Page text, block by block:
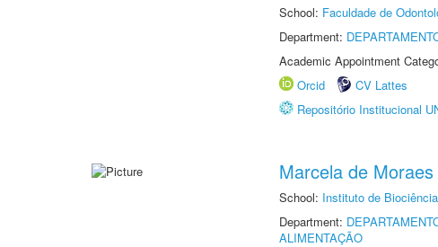
School: Faculdade de
Department:
Academic Appointment
Orcid
CV Lattes
Repositório Institucional
Marcela de
School: Instituto de
Department:
ALIMENTAÇÃO